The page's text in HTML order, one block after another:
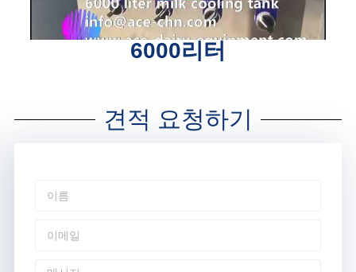
6000리터
견적 요청하기